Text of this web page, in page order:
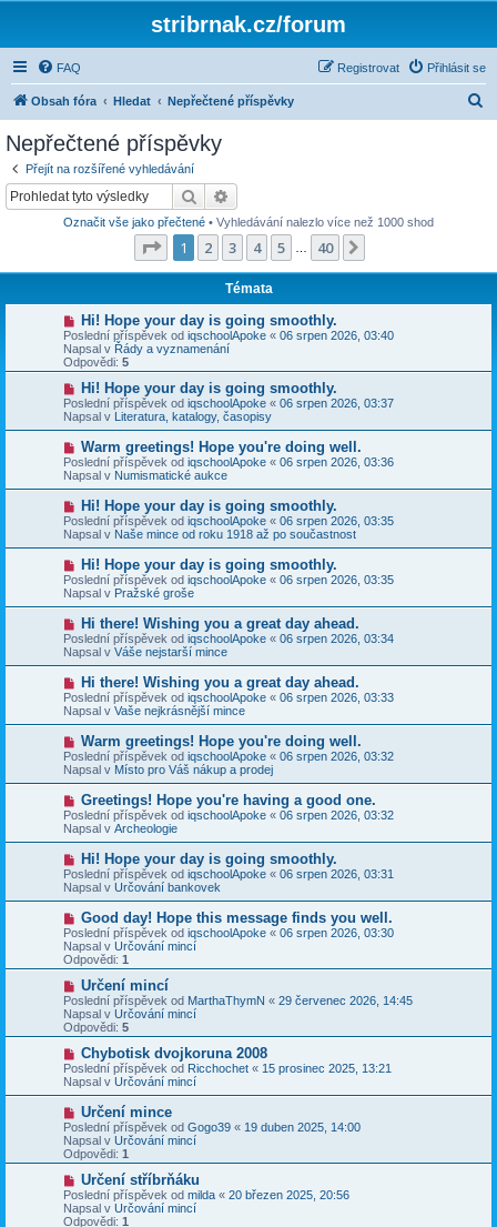
stribrnak.cz/forum
FAQ Přihlásit se
Registrovat
Obsah fóra Hledat Nepřečtené příspěvky
Nepřečtené příspěvky
Přejít na rozšířené vyhledávání
Hledat
Označit vše jako přečtené • Vyhledávání nalezlo více než 1000 shod
Stránka z 40
1 2 3 4 5 40
Témata
N
o
v
ý
p
s
p
v
e
k
Hi! Hope your day is going smoothly.
Poslední příspěvek od iqschoolApoke « 06 srpen 2026, 03:40
Napsal v Řády a vyznamenání
Odpovědi: 5
N
o
v
ý
p
í
s
p
v
e
k
Hi! Hope your day is going smoothly.
Poslední příspěvek od iqschoolApoke « 06 srpen 2026, 03:37
Napsal v Literatura, katalogy, časopisy
N
o
v
ý
p
í
s
p
v
e
k
Warm greetings! Hope you're doing well.
Poslední příspěvek od iqschoolApoke « 06 srpen 2026, 03:36
Napsal v Numismatické aukce
N
o
v
ý
p
í
s
p
v
e
k
Hi! Hope your day is going smoothly.
Poslední příspěvek od iqschoolApoke « 06 srpen 2026, 03:35
Napsal v Naše mince od roku 1918 až po součastnost
N
o
v
ý
p
í
s
p
v
e
k
Hi! Hope your day is going smoothly.
Poslední příspěvek od iqschoolApoke « 06 srpen 2026, 03:35
Napsal v Pražské groše
N
o
v
ý
p
í
s
p
ě
v
e
k
Hi there! Wishing you a great day ahead.
Poslední příspěvek od iqschoolApoke « 06 srpen 2026, 03:34
Napsal v Váše nejstarší mince
N
o
v
ý
p
í
s
p
ě
v
e
k
Hi there! Wishing you a great day ahead.
Poslední příspěvek od iqschoolApoke « 06 srpen 2026, 03:33
Napsal v Vaše nejkrásnější mince
N
o
v
ý
í
s
p
v
e
k
Warm greetings! Hope you're doing well.
Poslední příspěvek od iqschoolApoke « 06 srpen 2026, 03:32
Napsal v Místo pro Váš nákup a prodej
N
o
v
ý
p
í
s
p
ě
v
e
k
Greetings! Hope you're having a good one.
Poslední příspěvek od iqschoolApoke « 06 srpen 2026, 03:32
Napsal v Archeologie
N
o
v
ý
í
s
p
v
e
k
Hi! Hope your day is going smoothly.
Poslední příspěvek od iqschoolApoke « 06 srpen 2026, 03:31
Napsal v Určování bankovek
N
o
v
ý
p
s
p
ě
v
e
k
Good day! Hope this message finds you well.
Poslední příspěvek od iqschoolApoke « 06 srpen 2026, 03:30
Napsal v Určování mincí
Odpovědi: 1
N
o
v
ý
p
s
p
v
e
k
Určení mincí
Poslední příspěvek od MarthaThymN « 29 červenec 2026, 14:45
Napsal v Určování mincí
Odpovědi: 5
N
o
v
ý
p
í
s
p
v
e
k
Chybotisk dvojkoruna 2008
Poslední příspěvek od Ricchochet « 15 prosinec 2025, 13:21
Napsal v Určování mincí
N
o
v
ý
p
s
p
Určení mince
Poslední příspěvek od Gogo39 « 19 duben 2025, 14:00
Napsal v Určování mincí
Odpovědi: 1
N
o
v
ý
Určení stříbrňáku
Poslední příspěvek od milda « 20 březen 2025, 20:56
Napsal v Určování mincí
Odpovědi: 1